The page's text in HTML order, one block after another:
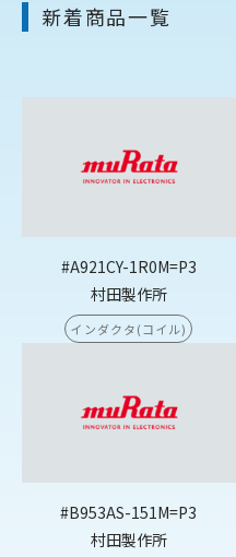
新着商品一覧
#A921CY-1R0M=P3
村田製作所
インダクタ(コイル)
#B953AS-151M=P3
村田製作所